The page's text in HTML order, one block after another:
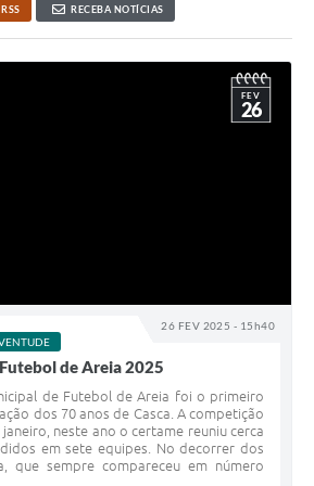
Covid-19
RSS RECEBA NOTÍCIAS
26 FEV 2025 - 15h40
FEV
26
de Areia 2025
de Futebol de Areia foi o primeiro
dos 70 anos de Casca. A competição
neste ano o certame reuniu cerca
em sete equipes. No decorrer dos
que sempre compareceu em número